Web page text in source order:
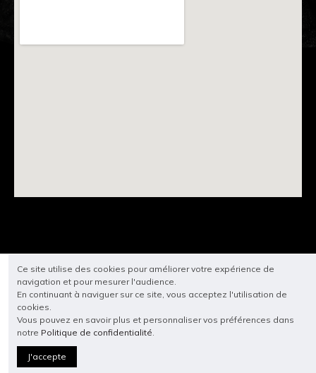
Ce site utilise des cookies pour améliorer votre expérience de
navigation et pour mesurer l'audience.
En continuant à naviguer sur ce site, vous acceptez l'utilisation de
cookies.
Vous pouvez en savoir plus et personnaliser vos préférences dans
notre Politique de confidentialité.
J'accepte